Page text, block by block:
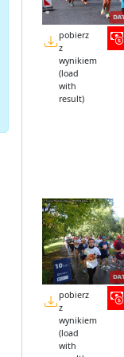
pobierz
z
wynikiem
(load
with
result)
pobierz
z
wynikiem
(load
with